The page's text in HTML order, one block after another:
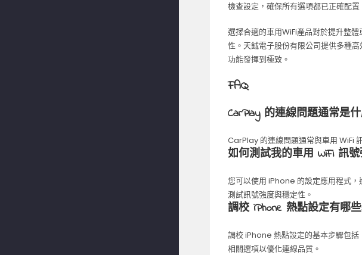
檢查設定，確保所有選項都已正確配
選擇合適的車用WiFi產品對於提升整
性。天鉞電子股份有限公司提供多種
功能發揮到極致。
FAQ
CarPlay 的連線問題通常是
CarPlay 的連線問題通常與車用 WiFi
如何測試我的車用 WiFi 訊號
您可以使用 iPhone 的設定應用程式
測試訊號強度與穩定性。
調校 iPhone 熱點設定有哪
調校 iPhone 熱點設定的基本步驟包括
相關選項以優化連線品質。